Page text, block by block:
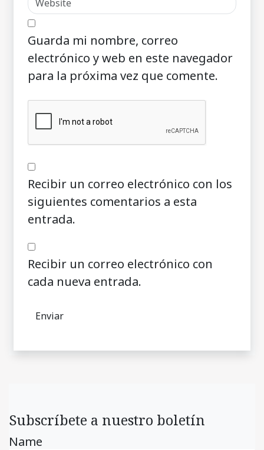
Guarda mi nombre, correo
electrónico y web en este navegador
para la próxima vez que comente.
Recibir un correo electrónico con los
siguientes comentarios a esta
entrada.
Recibir un correo electrónico con
cada nueva entrada.
Subscríbete a nuestro boletín
Name